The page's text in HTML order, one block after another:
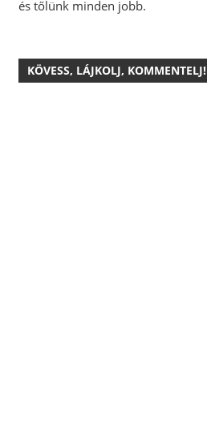
és tőlünk minden jobb.
KÖVESS, LÁJKOLJ, KOMMENTELJ!